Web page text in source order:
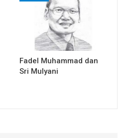
Fadel Muhammad dan
Sri Mulyani